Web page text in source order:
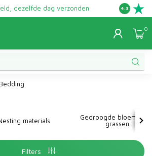
dezelfde dag verzonden Gratis
4.3
0
Bedding
materials
Gedroogde bloemen
grassen
Filters